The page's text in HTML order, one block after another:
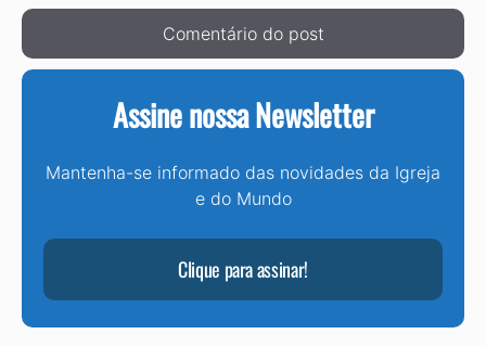
Assine nossa Newsletter
Mantenha-se informado das novidades da Igreja
e do Mundo
Clique para assinar!